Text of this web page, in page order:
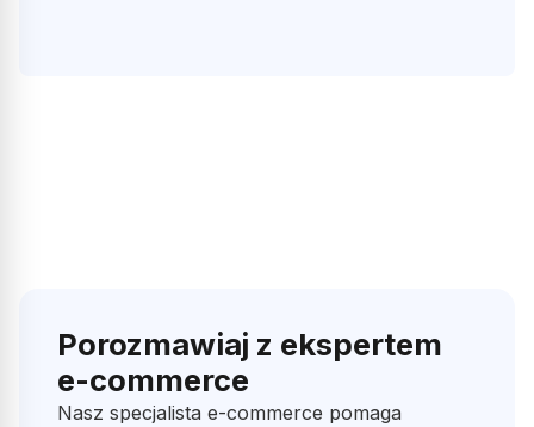
Porozmawiaj z ekspertem
e-commerce
Nasz specjalista e-commerce pomaga